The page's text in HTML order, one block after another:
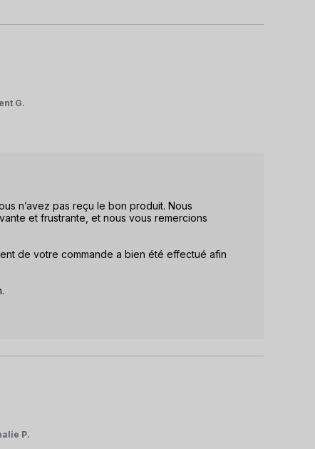
G.
n’avez pas reçu le bon produit. Nous
et frustrante, et nous vous remercions
de votre commande a bien été effectué afin
P.